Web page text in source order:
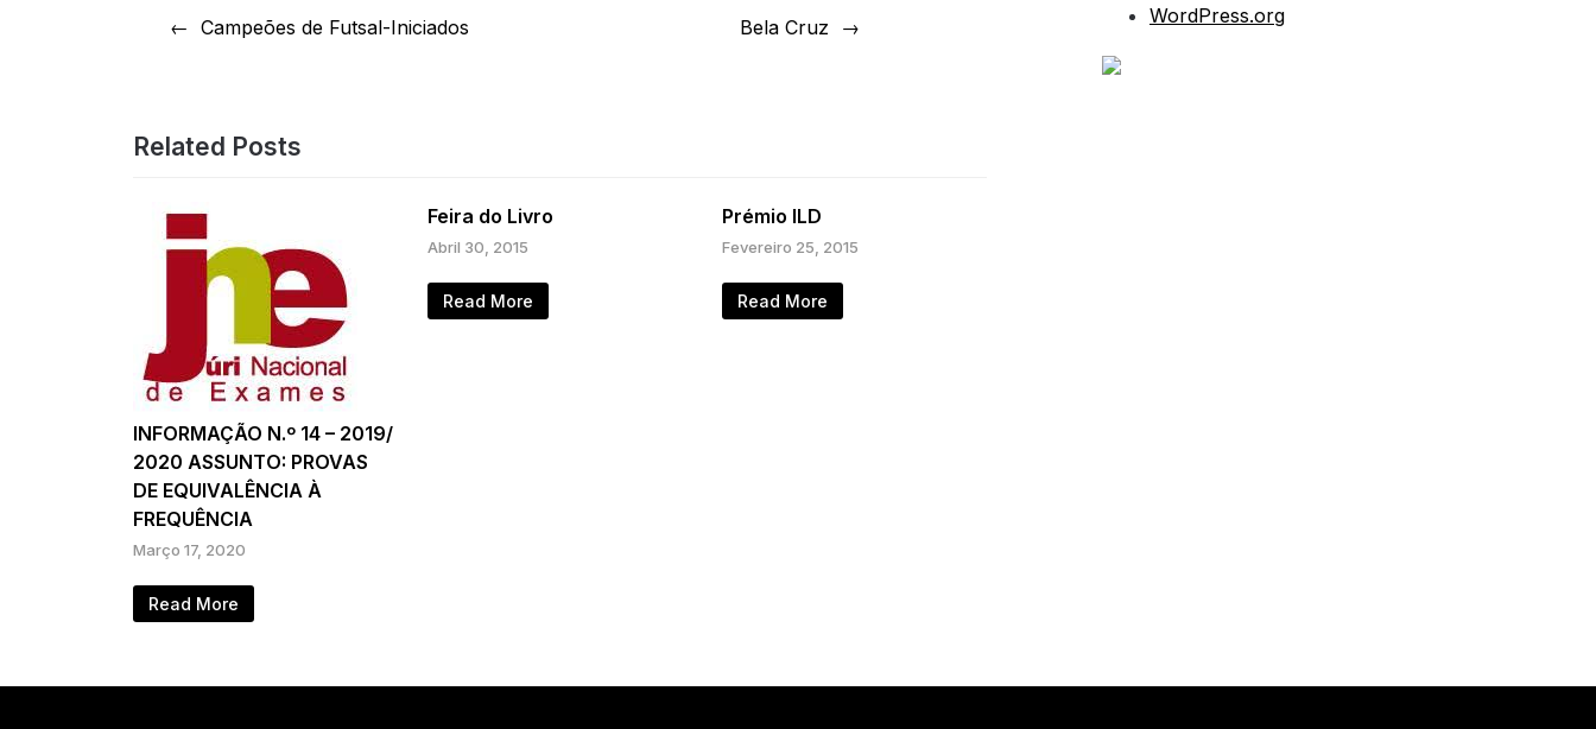
Campeões de Futsal-Iniciados Bela Cruz
Related Posts
INFORMAÇÃO N.º 14 – 2019/
2020 ASSUNTO: PROVAS
DE EQUIVALÊNCIA À
FREQUÊNCIA
Março 17, 2020
Read More
Feira do Livro
Abril 30, 2015
Read More
Prémio ILD
Fevereiro 25, 2015
Read More
WordPress.org